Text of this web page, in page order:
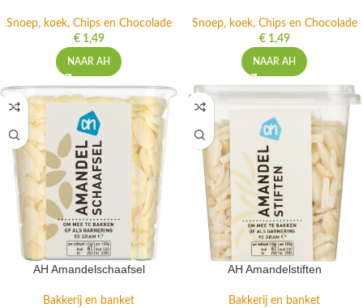
Snoep, koek, Chips en Chocolade
€1,49
NAAR AH
Snoep, koek, Chips en Chocolade
€1,49
NAAR AH
AH Amandelschaafsel
Bakkerij en banket
AH Amandelstiften
Bakkerij en banket